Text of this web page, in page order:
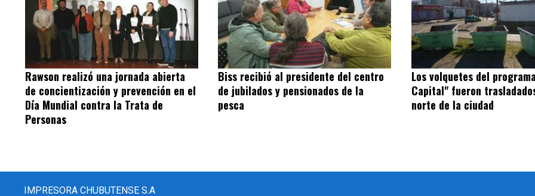
Rawson realizó una jornada abierta
de concientización y prevención en el
Día Mundial contra la Trata de
Personas
Biss recibió al presidente del centro
de jubilados y pensionados de la
pesca
Los volquetes del
Capital" fueron
norte de la ciudad
IMPRESORA CHUBUTENSE S.A